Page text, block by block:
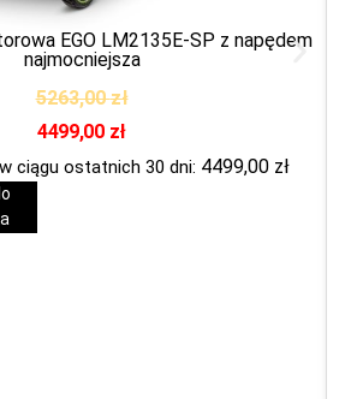
EGO LM2135E-SP z napędem
najmocniejsza
5263,00zł
4499,00 zł
ciągu ostatnich 30 dni: 4499,00 zł